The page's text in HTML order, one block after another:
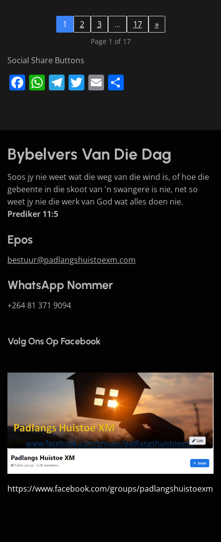
1 2 3 … 17 »
Page 1 of 17
Social Share Buttons
Facebook
WhatsApp
Telegram
Twitter
Email
Bybelvers Van Die Dag
Soos jy nie weet wat die weg van die wind is, of hoe die
gebeente in die skoot van 'n swangere is nie, net so
weet jy nie die werk van God wat alles doen nie.
Prediker 11:5
Epos
bestuur@padlangshuistoexm.com
WhatsApp Nommer
+264 81 371 9094
Volg Ons Op Facebook
https://www.facebook.com/groups/padlangshuistoexm